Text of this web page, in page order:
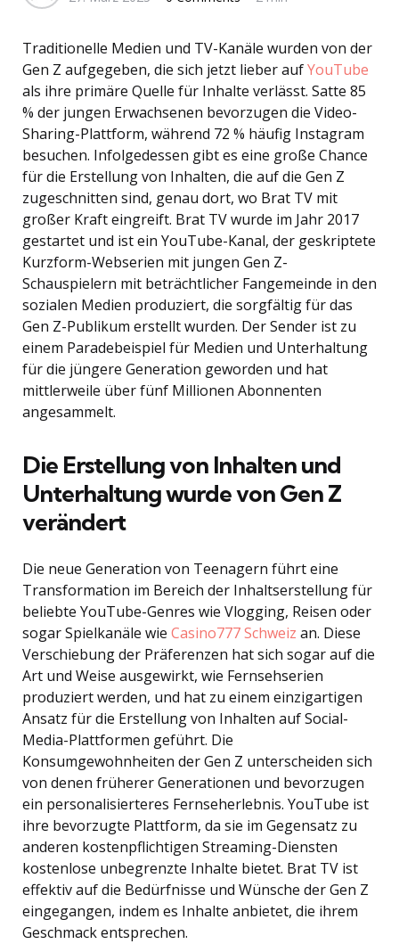
Traditionelle Medien und TV-Kanäle wurden von der
Gen Z aufgegeben, die sich jetzt lieber aufYouTube
als ihre primäre Quelle für Inhalte verlässt. Satte 85
% der jungen Erwachsenen bevorzugen die Video-
Sharing-Plattform, während 72 % häufig Instagram
besuchen. Infolgedessen gibt es eine große Chance
für die Erstellung von Inhalten, die auf die Gen Z
zugeschnitten sind, genau dort, wo Brat TV mit
großer Kraft eingreift. Brat TV wurde im Jahr 2017
gestartet und ist ein YouTube-Kanal, der geskriptete
Kurzform-Webserien mit jungen Gen Z-
Schauspielern mit beträchtlicher Fangemeinde in den
sozialen Medien produziert, die sorgfältig für das
Gen Z-Publikum erstellt wurden. Der Sender ist zu
einem Paradebeispiel für Medien und Unterhaltung
für die jüngere Generation geworden und hat
mittlerweile über fünf Millionen Abonnenten
angesammelt.
Die Erstellung von Inhalten und
Unterhaltung wurde von Gen Z
verändert
Die neue Generation von Teenagern führt eine
Transformation im Bereich der Inhaltserstellung für
beliebte YouTube-Genres wie Vlogging, Reisen oder
sogar Spielkanäle wie Casino777 Schweiz an. Diese
Verschiebung der Präferenzen hat sich sogar auf die
Art und Weise ausgewirkt, wie Fernsehserien
produziert werden, und hat zu einem einzigartigen
Ansatz für die Erstellung von Inhalten auf Social-
Media-Plattformen geführt. Die
Konsumgewohnheiten der Gen Z unterscheiden sich
von denen früherer Generationen und bevorzugen
ein personalisierteres Fernseherlebnis. YouTube ist
ihre bevorzugte Plattform, da sie im Gegensatz zu
anderen kostenpflichtigen Streaming-Diensten
kostenlose unbegrenzte Inhalte bietet. Brat TV ist
effektiv auf die Bedürfnisse und Wünsche der Gen Z
eingegangen, indem es Inhalte anbietet, die ihrem
Geschmack entsprechen.